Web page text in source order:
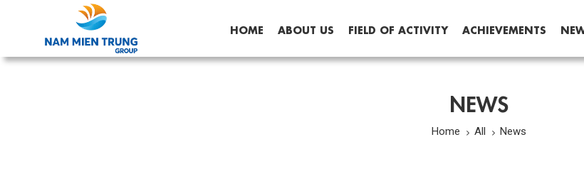
HOME ABOUT US FIELD OF ACTIVITY ACHIEVEMENTS
NEWS
Home All News